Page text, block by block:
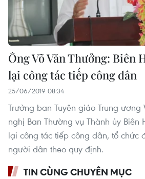
Ông Võ Văn Thưởng: Biên
lại công tác tiếp công dân
25/06/2019 08:34
Trưởng ban Tuyên giáo Trung ương
nghị Ban Thường vụ Thành ủy Biên
lại công tác tiếp công dân, tổ chức
người dân theo quy định.
TIN CÙNG CHUYÊN MỤC